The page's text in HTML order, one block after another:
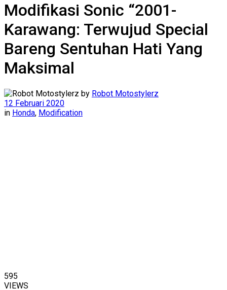
Modifikasi Sonic “2001-
Karawang: Terwujud Special
Bareng Sentuhan Hati Yang
Maksimal
by Robot Motostylerz
12 Februari 2020
in Honda, Modification
595
VIEWS